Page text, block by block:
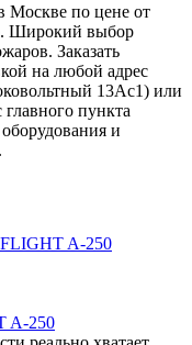
Москве по цене от
Широкий выбор
Заказать
на любой адрес
13Ас1) или
главного пункта
и
A-250